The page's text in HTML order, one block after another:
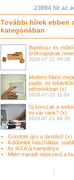
23894 hír az
További hírek ebben
kategóriában
Bambusz és
öröknaptárak
2026-07-22 09:28
Modern fűtési
padló- és
otthonokban (x)
2026-07-21 11:00
Új korszak a
mi vár ránk? (x)
2026-07-21 09:35
Gondold újra a tárolást! (x)
A dűbelek használata:
Az IKEA új kampánya
Miért maradt népszerű a